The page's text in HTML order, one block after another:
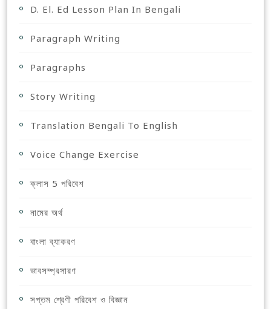
D. El. Ed Lesson Plan In Bengali
Paragraph Writing
Paragraphs
Story Writing
Translation Bengali To English
Voice Change Exercise
ক্লাস 5 পরিবেশ
নামের অর্থ
বাংলা ব্যাকরণ
ভাবসম্প্রসারণ
সপ্তম শ্রেণী পরিবেশ ও বিজ্ঞান